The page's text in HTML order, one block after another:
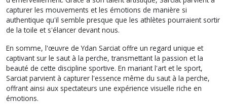
capturer les mouvements et les émotions de manière si
authentique qu'il semble presque que les athlètes pourraient sortir
de la toile et s'élancer devant nous.
En somme, l'œuvre de Ydan Sarciat offre un regard unique et
captivant sur le saut à la perche, transmettant la passion et la
beauté de cette discipline sportive. En mariant l'art et le sport,
Sarciat parvient à capturer l'essence même du saut à la perche,
offrant ainsi aux spectateurs une expérience visuelle riche en
émotions.